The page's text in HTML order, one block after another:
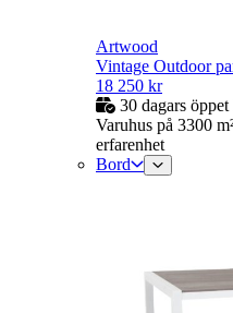
Artwood
Vintage Outdoor
18 250 kr
30 dagars
Varuhus på 3300
erfarenhet
Bord